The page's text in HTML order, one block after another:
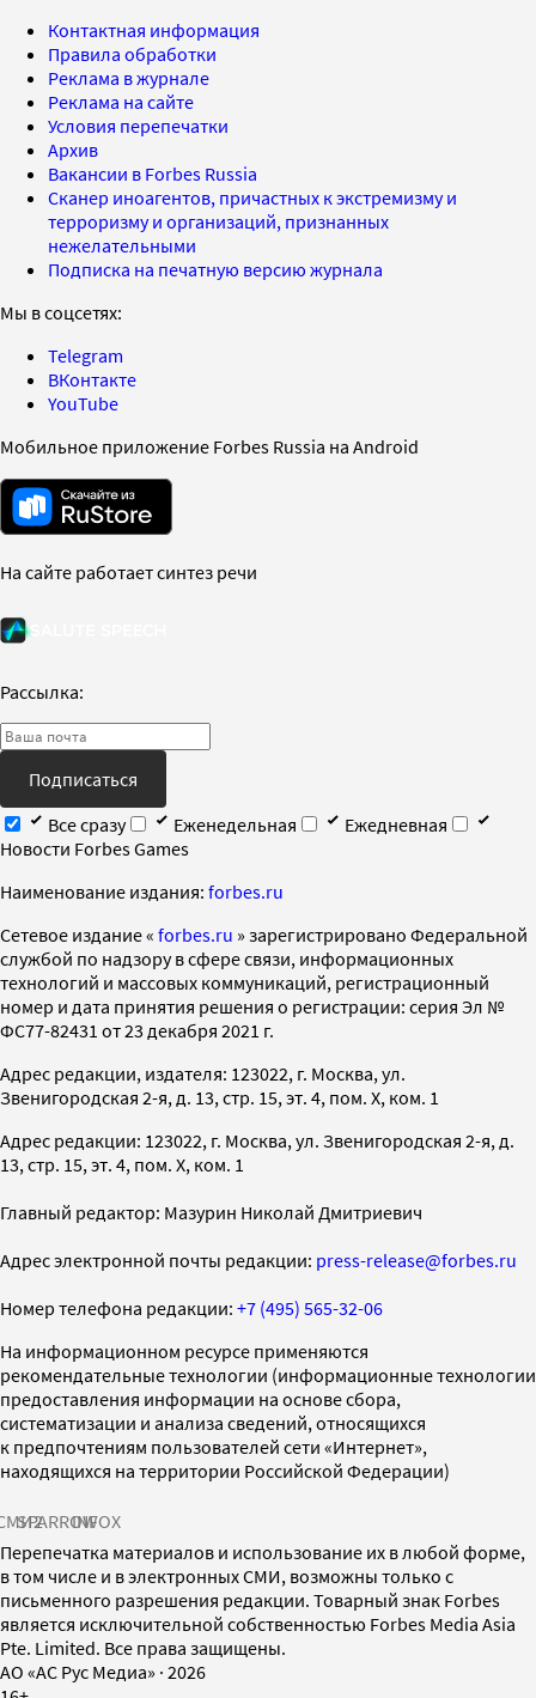
Контактная информация
Правила обработки
Реклама в журнале
Реклама на сайте
Условия перепечатки
Архив
Вакансии в Forbes Russia
Сканер иноагентов, причастных к экстремизму и
терроризму и организаций, признанных
нежелательными
Подписка на печатную версию журнала
Мы в соцсетях:
Telegram
ВКонтакте
YouTube
Мобильное приложение Forbes Russia на Android
На сайте работает синтез речи
Рассылка:
Подписаться
Все сразу
Еженедельная
Ежедневная
Новости Forbes Games
Наименование издания: forbes.ru
Cетевое издание « forbes.ru » зарегистрировано Федеральной
службой по надзору в сфере связи, информационных
технологий и массовых коммуникаций, регистрационный
номер и дата принятия решения о регистрации: серия Эл №
ФС77-82431 от 23 декабря 2021 г.
Адрес редакции, издателя: 123022, г. Москва, ул.
Звенигородская 2-я, д. 13, стр. 15, эт. 4, пом. X, ком. 1
Адрес редакции: 123022, г. Москва, ул. Звенигородская 2-я, д.
13, стр. 15, эт. 4, пом. X, ком. 1
Главный редактор: Мазурин Николай Дмитриевич
Адрес электронной почты редакции: press-release@forbes.ru
Номер телефона редакции: +7 (495) 565-32-06
На информационном ресурсе применяются
рекомендательные технологии (информационные технологии
предоставления информации на основе сбора,
систематизации и анализа сведений, относящихся
к предпочтениям пользователей сети «Интернет»,
находящихся на территории Российской Федерации)
SPARROWINFOX
Перепечатка материалов и использование их в любой форме,
в том числе и в электронных СМИ, возможны только с
письменного разрешения редакции. Товарный знак Forbes
является исключительной собственностью Forbes Media Asia
Pte. Limited. Все права защищены.
AO «АС Рус Медиа» · 2026